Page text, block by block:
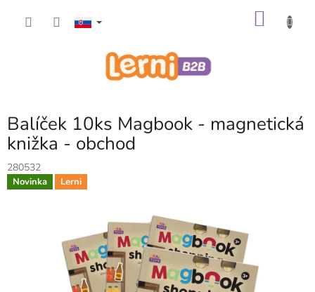
Balíček 10ks Magbook - magnetická
knižka - obchod
280532
Novinka Lerni